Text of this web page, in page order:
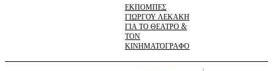
ΕΚΠΟΜΠΕΣ
ΓΙΩΡΓΟΥ ΛΕΚΑΚΗ
ΓΙΑ ΤΟ ΘΕΑΤΡΟ &
ΤΟΝ
ΚΙΝΗΜΑΤΟΓΡΑΦΟ